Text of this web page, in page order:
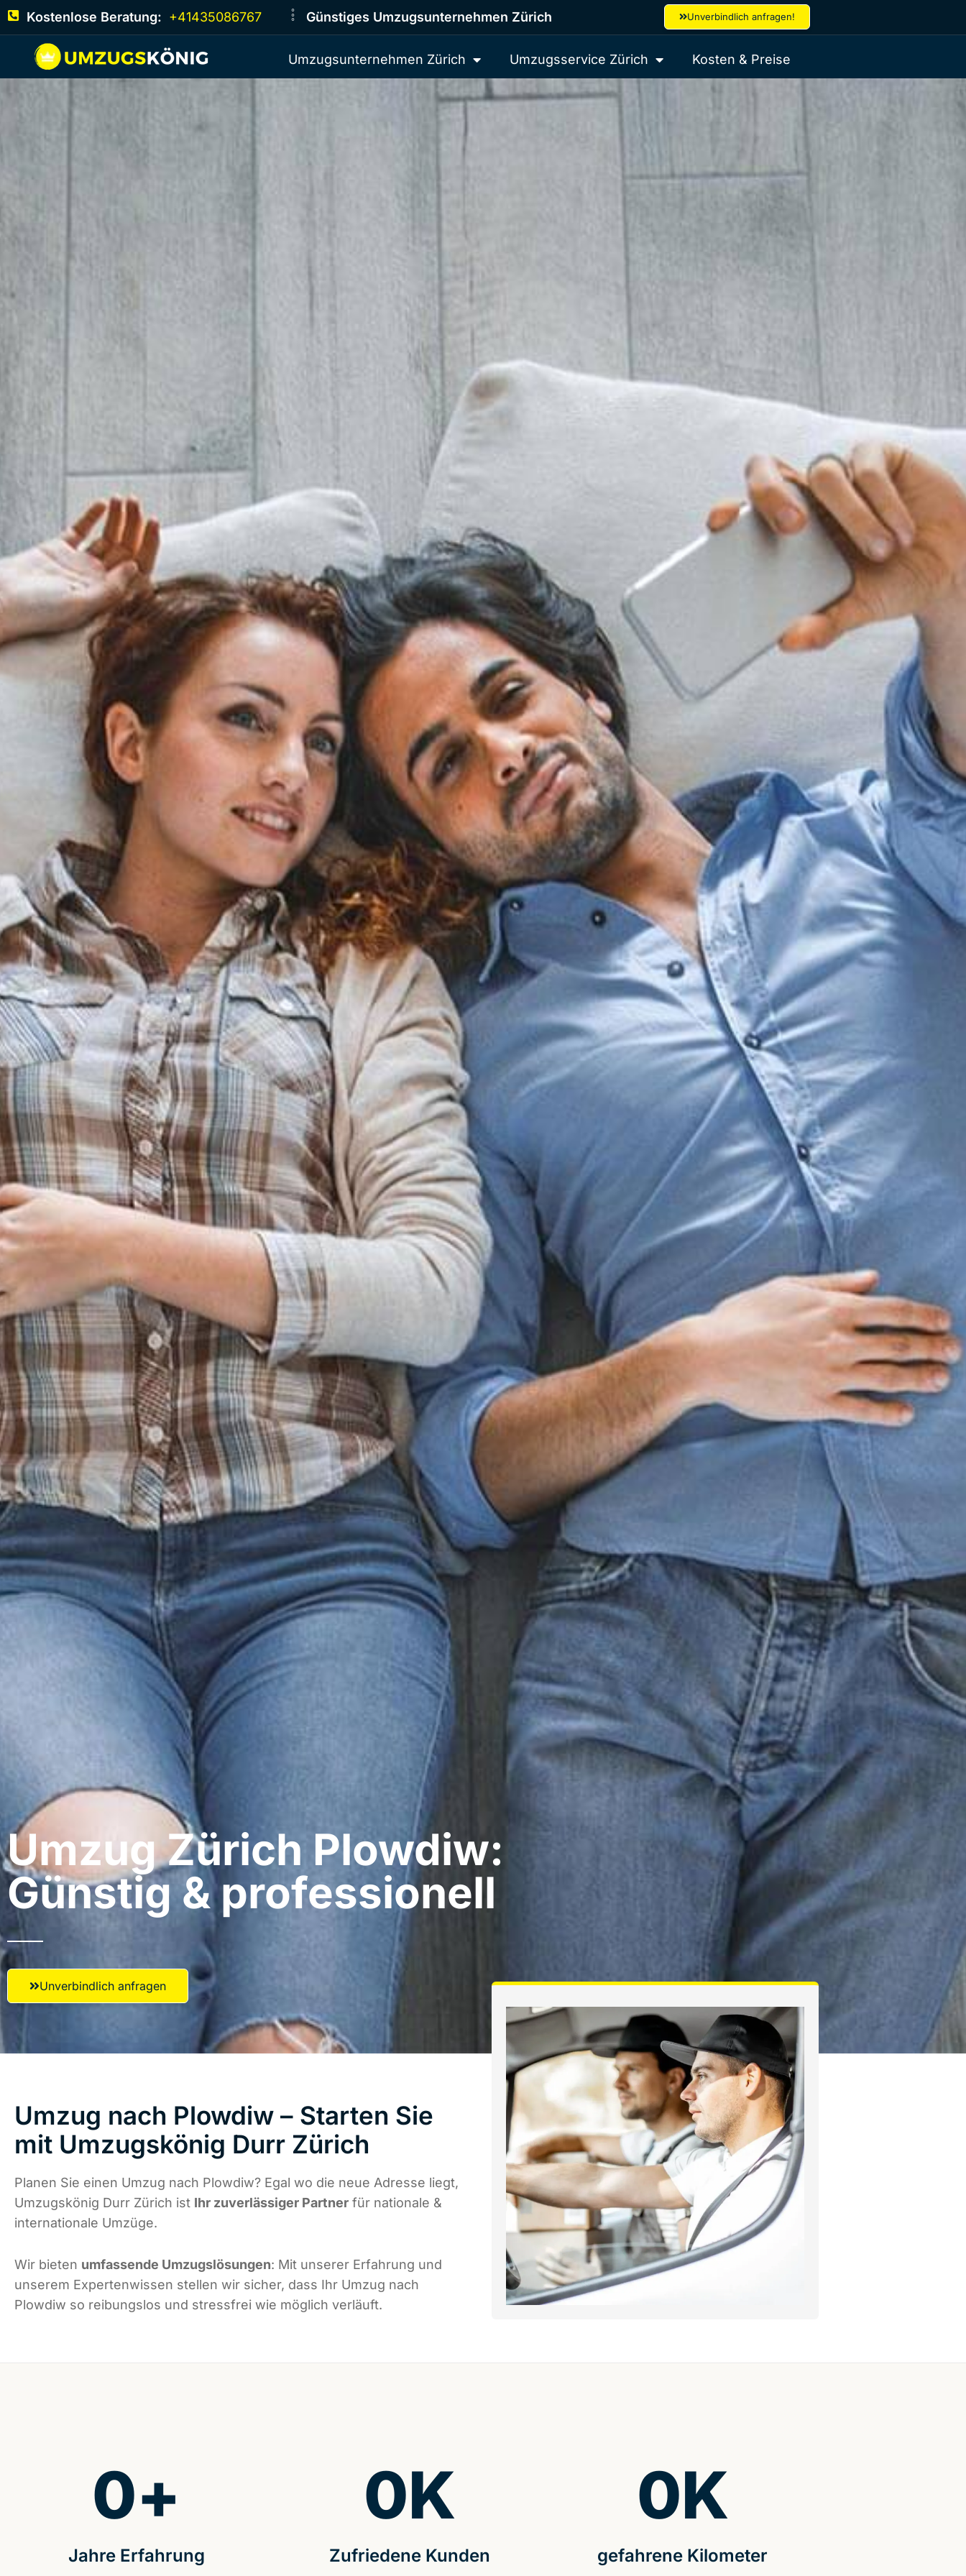
Kostenlose Beratung: +41435086767 Günstiges Umzugsunternehmen Zürich Unverbindlich anfragen!
Umzugsunternehmen Zürich Umzugsservice Zürich Kosten & Preise
Umzug Zürich​ Plowdiw:
Günstig & professionell​
Unverbindlich anfragen
Umzug nach Plowdiw – Starten Sie
mit Umzugskönig Durr Zürich
Planen Sie einen Umzug nach Plowdiw? Egal wo die neue Adresse liegt,
Umzugskönig Durr Zürich ist Ihr zuverlässiger Partner für nationale &
internationale Umzüge.
Wir bieten umfassende Umzugslösungen: Mit unserer Erfahrung und
unserem Expertenwissen stellen wir sicher, dass Ihr Umzug nach
Plowdiw so reibungslos und stressfrei wie möglich verläuft.
Jahre Erfahrung
0+
Zufriedene Kunden
0K
gefahrene Kilometer
0K